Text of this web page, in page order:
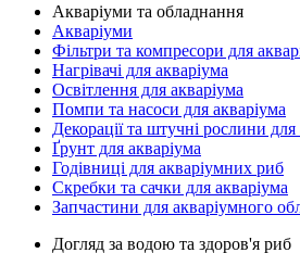
Акваріуми та обладнання
Акваріуми
Фільтри та компресори для
Нагрівачі для акваріума
Освітлення для акваріума
Помпи та насоси для акваріума
Декорації та штучні рослини для
Ґрунт для акваріума
Годівниці для акваріумних риб
Скребки та сачки для акваріума
Запчастини для акваріумного
Догляд за водою та здоров'я риб